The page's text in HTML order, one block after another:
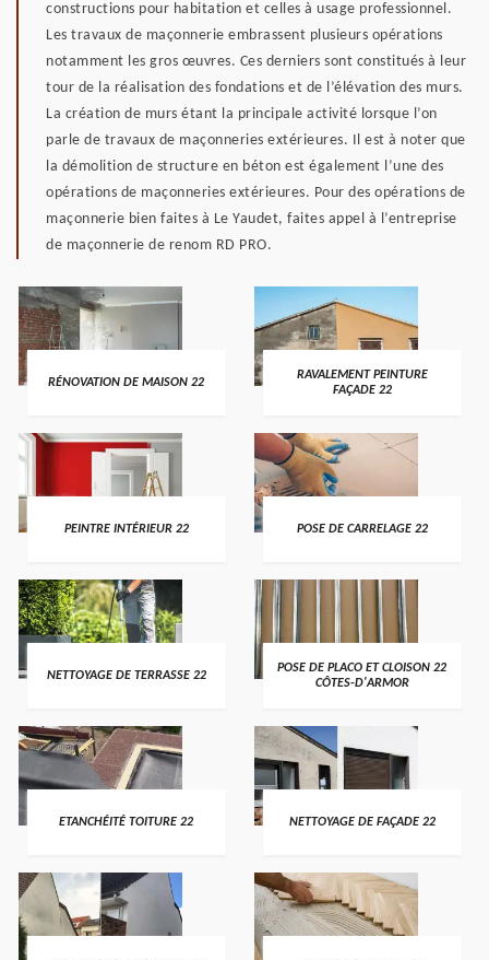
constructions pour habitation et celles à usage professionnel.
Les travaux de maçonnerie embrassent plusieurs opérations
notamment les gros œuvres. Ces derniers sont constitués à leur
tour de la réalisation des fondations et de l’élévation des murs.
La création de murs étant la principale activité lorsque l’on
parle de travaux de maçonneries extérieures. Il est à noter que
la démolition de structure en béton est également l’une des
opérations de maçonneries extérieures. Pour des opérations de
maçonnerie bien faites à Le Yaudet, faites appel à l’entreprise
de maçonnerie de renom RD PRO.
RÉNOVATION DE MAISON 22
RAVALEMENT PEINTURE
FAÇADE 22
PEINTRE INTÉRIEUR 22 POSE DE CARRELAGE 22
NETTOYAGE DE TERRASSE 22
POSE DE PLACO ET CLOISON 22
CÔTES-D'ARMOR
ETANCHÉITÉ TOITURE 22 NETTOYAGE DE FAÇADE 22